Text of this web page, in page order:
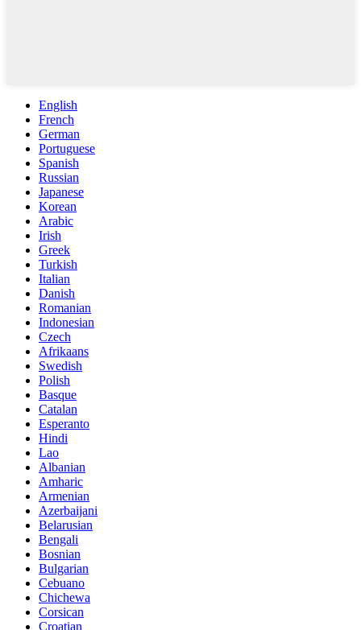
English
French
German
Portuguese
Spanish
Russian
Japanese
Korean
Arabic
Irish
Greek
Turkish
Italian
Danish
Romanian
Indonesian
Czech
Afrikaans
Swedish
Polish
Basque
Catalan
Esperanto
Hindi
Lao
Albanian
Amharic
Armenian
Azerbaijani
Belarusian
Bengali
Bosnian
Bulgarian
Cebuano
Chichewa
Corsican
Croatian